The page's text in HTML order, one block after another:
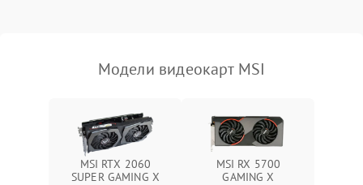
Модели видеокарт MSI
MSI RTX 2060
SUPER GAMING X
MSI RX 5700
GAMING X